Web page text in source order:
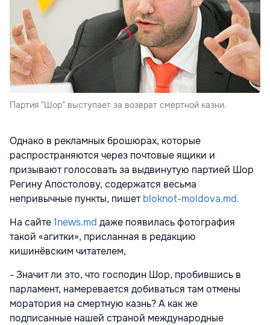
Партия "Шор" выступает за возврат смертной казни.
Однако в рекламных брошюрах, которые
распространяются через почтовые ящики и
призывают голосовать за выдвинутую партией Шор
Регину Апостолову, содержатся весьма
непривычные пункты, пишетbloknot-moldova.md.
На сайте1news.md даже появилась фотография
такой «агитки», присланная в редакцию
кишинёвским читателем,
- Значит ли это, что господин Шор, пробившись в
парламент, намеревается добиваться там отмены
моратория на смертную казнь? А как же
подписанные нашей страной международные